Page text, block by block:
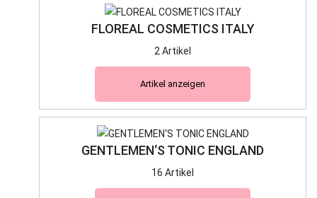
FLOREAL COSMETICS ITALY
2 Artikel
Artikel anzeigen
GENTLEMEN‘S TONIC ENGLAND
16 Artikel